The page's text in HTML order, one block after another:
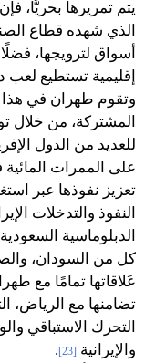
يتم تمريرها بحريًّا،
الذي شهده قطاع
أسواق لترويجها،
إقليمية تستطيع
وتقوم طهران في هذا
المشتركة، من خلال
للعديد من الدول
على الممرات
تعزيز نفوذها عبر
النفوذ والتدخلات
الدبلوماسية
كل من السودان،
عَلاقاتها تمامًا مع
تضامنها مع الرياض،
التحرك الاستباقي
والإيرانية [23]
.